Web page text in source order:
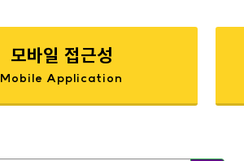
모바일 접근성
Mobile Application